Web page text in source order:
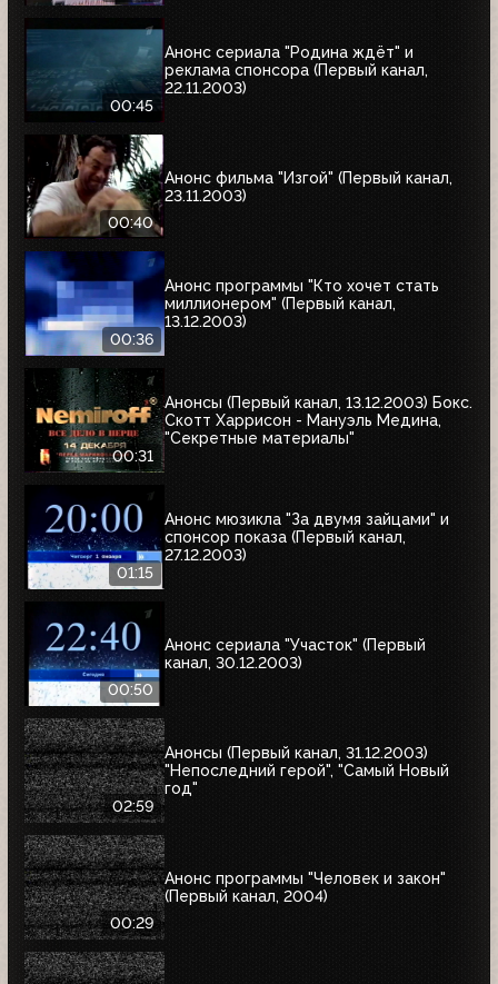
00:45
Анонс сериала "Родина ждёт" и
реклама спонсора (Первый канал,
22.11.2003)
00:40
Анонс фильма "Изгой" (Первый канал,
23.11.2003)
00:36
Анонс программы "Кто хочет стать
миллионером" (Первый канал,
13.12.2003)
00:31
Анонсы (Первый канал, 13.12.2003) Бокс.
Скотт Харрисон - Мануэль Медина,
"Секретные материалы"
01:15
Анонс мюзикла "За двумя зайцами" и
спонсор показа (Первый канал,
27.12.2003)
00:50
Анонс сериала "Участок" (Первый
канал, 30.12.2003)
02:59
Анонсы (Первый канал, 31.12.2003)
"Непоследний герой", "Самый Новый
год"
00:29
Анонс программы "Человек и закон"
(Первый канал, 2004)